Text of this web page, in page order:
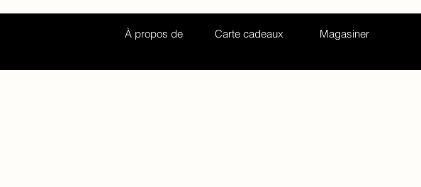
À propos de Carte cadeaux Magasiner